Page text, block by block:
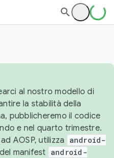
al nostro modello di
la stabilità della
pubblicheremo il codice
e nel quarto trimestre.
AOSP, utilizza
android-
manifest android-